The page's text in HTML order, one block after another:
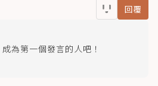
回覆
為第一個發言的人吧！